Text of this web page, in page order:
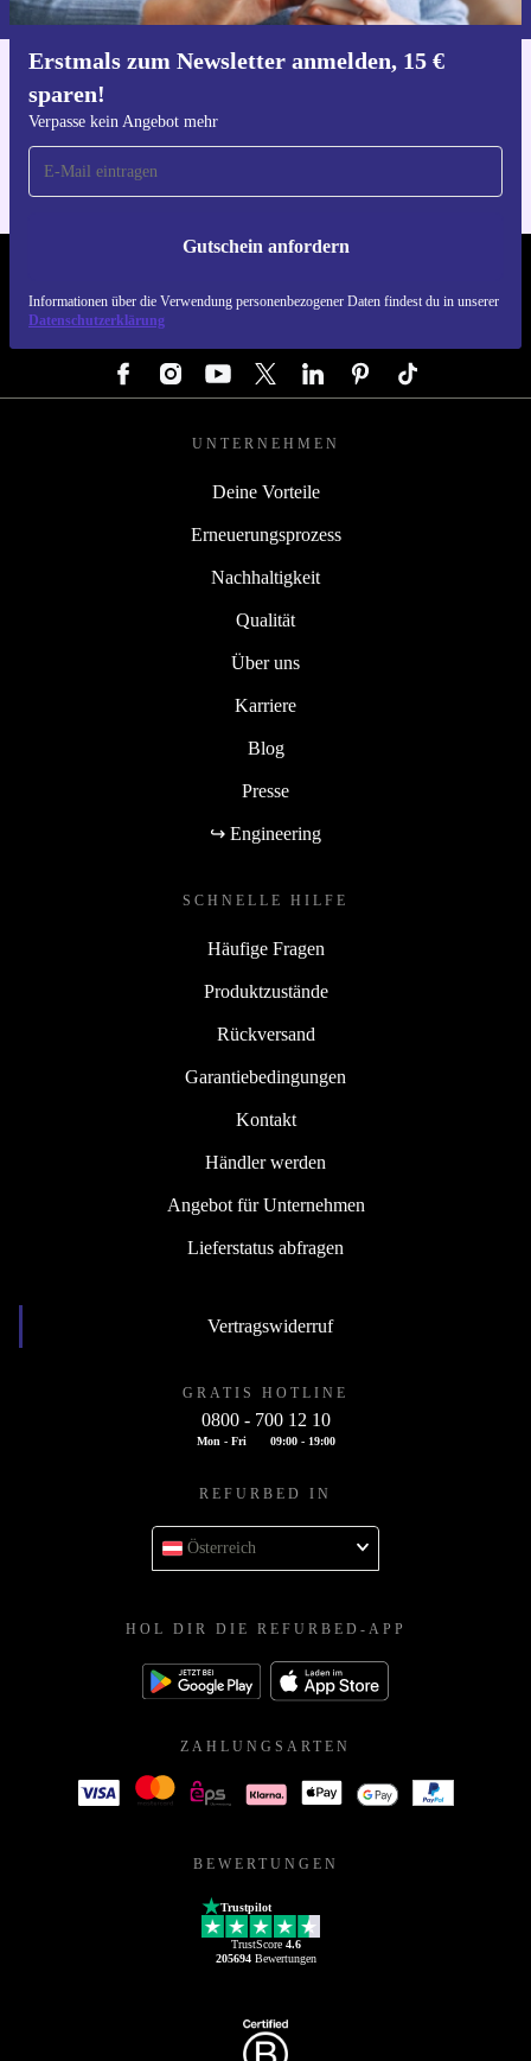
Erstmals zum Newsletter anmelden, 15 €
sparen!
Verpasse kein Angebot mehr
Gutschein anfordern
Informationen über die Verwendung personenbezogener Daten findest du in unserer
Datenschutzerklärung
Für iOS und Android
UNTERNEHMEN
Deine Vorteile
Erneuerungsprozess
Nachhaltigkeit
Qualität
Über uns
Karriere
Blog
Presse
↪ Engineering
SCHNELLE HILFE
Häufige Fragen
Produktzustände
Rückversand
Garantiebedingungen
Kontakt
Händler werden
Angebot für Unternehmen
Lieferstatus abfragen
Vertragswiderruf
GRATIS HOTLINE
0800 - 700 12 10
Mon - Fri 09:00 - 19:00
REFURBED IN
Österreich
HOL DIR DIE REFURBED-APP
ZAHLUNGSARTEN
BEWERTUNGEN
Trustpilot
TrustScore 4.6
205694Bewertungen